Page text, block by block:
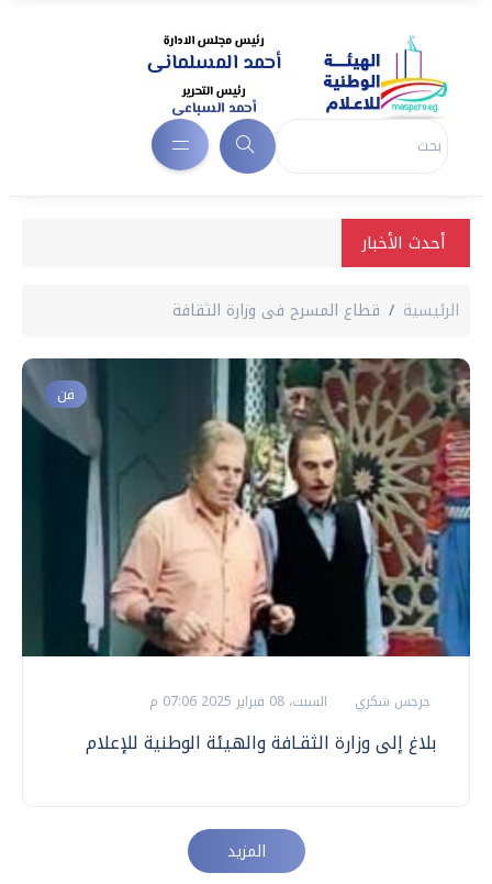
أحدث الأخبار
الرئيسية قطاع المسرح فى وزارة الثقافة
فن
جرجس شكري السبت، 08 فبراير 2025 07:06 م
بلاغ إلى وزارة الثقـافة والهيئة الوطنية للإعلام
المزيد